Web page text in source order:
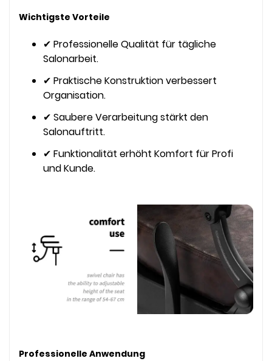
Wichtigste Vorteile
✔ Professionelle Qualität für tägliche
Salonarbeit.
✔ Praktische Konstruktion verbessert
Organisation.
✔ Saubere Verarbeitung stärkt den
Salonauftritt.
✔ Funktionalität erhöht Komfort für Profi
und Kunde.
Professionelle Anwendung